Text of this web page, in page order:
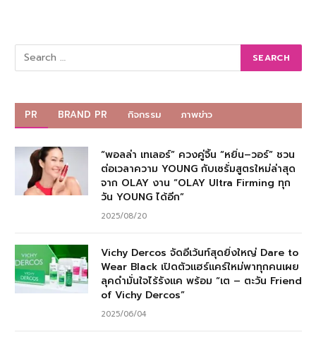
PR BRAND PR กิจกรรม ภาพข่าว
“พอลล่า เทเลอร์” ควงคู่จิ้น “หยิ่น–วอร์” ชวน
ต่อเวลาความ YOUNG กับเซรั่มสูตรใหม่ล่าสุด
จาก OLAY งาน “OLAY Ultra Firming ทุก
วัน YOUNG ได้อีก”
2025/08/20
Vichy Dercos จัดอีเว้นท์สุดยิ่งใหญ่ Dare to
Wear Black เปิดตัวแฮร์แคร์ใหม่พาทุกคนเผย
ลุคดำมั่นใจไร้รังแค พร้อม “เต – ตะวัน Friend
of Vichy Dercos”
2025/06/04